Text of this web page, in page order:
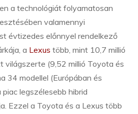
a technológiát folyamatosan
valamennyi
évtizedes előnnyel rendelkező
a Lexus több, mint 10,7 millió
világszerte (9,52 millió Toyota és
34 modellel (Európában és
legszélesebb hibrid
Ezzel a Toyota és a Lexus több